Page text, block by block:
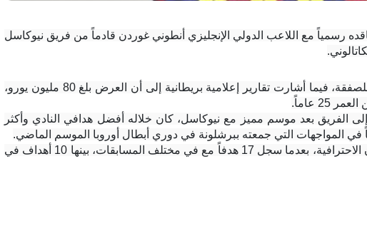
عاماً.
في المواجهات التي جمعته ببرشلونة في دوري أبطال أوروبا الموسم الماضي.